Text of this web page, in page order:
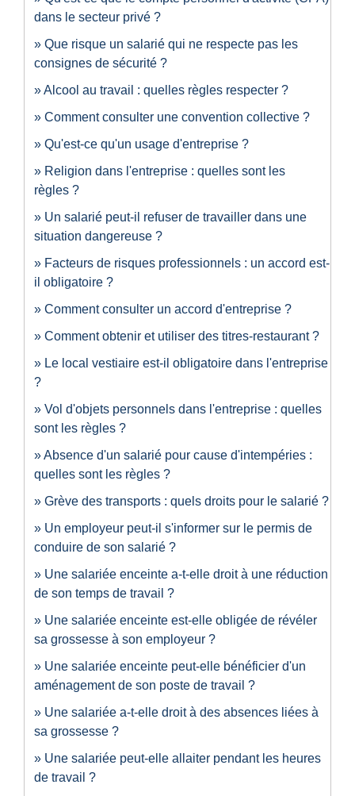
dans le secteur privé ?
Que risque un salarié qui ne respecte pas les
consignes de sécurité ?
Alcool au travail : quelles règles respecter ?
Comment consulter une convention collective ?
Qu'est-ce qu'un usage d'entreprise ?
Religion dans l'entreprise : quelles sont les
règles ?
Un salarié peut-il refuser de travailler dans une
situation dangereuse ?
Facteurs de risques professionnels : un accord est-
il obligatoire ?
Comment consulter un accord d'entreprise ?
Comment obtenir et utiliser des titres-restaurant ?
Le local vestiaire est-il obligatoire dans l'entreprise
?
Vol d'objets personnels dans l'entreprise : quelles
sont les règles ?
Absence d'un salarié pour cause d'intempéries :
quelles sont les règles ?
Grève des transports : quels droits pour le salarié ?
Un employeur peut-il s'informer sur le permis de
conduire de son salarié ?
Une salariée enceinte a-t-elle droit à une réduction
de son temps de travail ?
Une salariée enceinte est-elle obligée de révéler
sa grossesse à son employeur ?
Une salariée enceinte peut-elle bénéficier d'un
aménagement de son poste de travail ?
Une salariée a-t-elle droit à des absences liées à
sa grossesse ?
Une salariée peut-elle allaiter pendant les heures
de travail ?